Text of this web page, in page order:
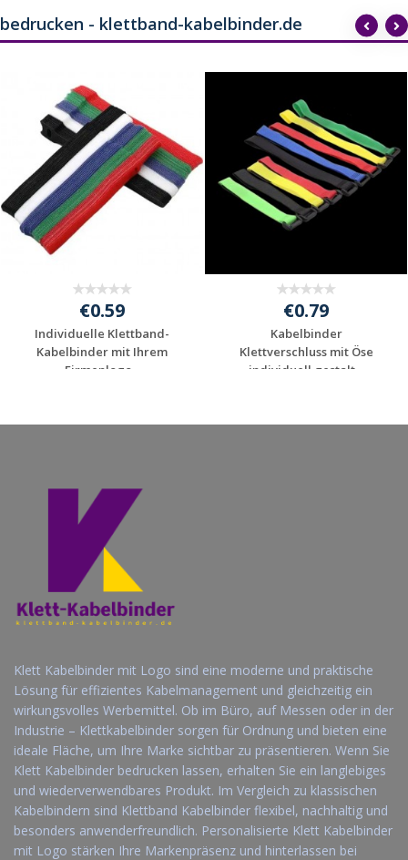
bedrucken - klettband-kabelbinder.de
€0.59
Individuelle Klettband-
Kabelbinder mit Ihrem
Firmenlogo...
€0.79
Kabelbinder
Klettverschluss mit Öse
individuell gestalt...
Klett Kabelbinder mit Logo sind eine moderne und praktische
Lösung für effizientes Kabelmanagement und gleichzeitig ein
wirkungsvolles Werbemittel. Ob im Büro, auf Messen oder in der
Industrie – Klettkabelbinder sorgen für Ordnung und bieten eine
ideale Fläche, um Ihre Marke sichtbar zu präsentieren. Wenn Sie
Klett Kabelbinder bedrucken lassen, erhalten Sie ein langlebiges
und wiederverwendbares Produkt. Im Vergleich zu klassischen
Kabelbindern sind Klettband Kabelbinder flexibel, nachhaltig und
besonders anwenderfreundlich. Personalisierte Klett Kabelbinder
mit Logo stärken Ihre Markenpräsenz und hinterlassen bei